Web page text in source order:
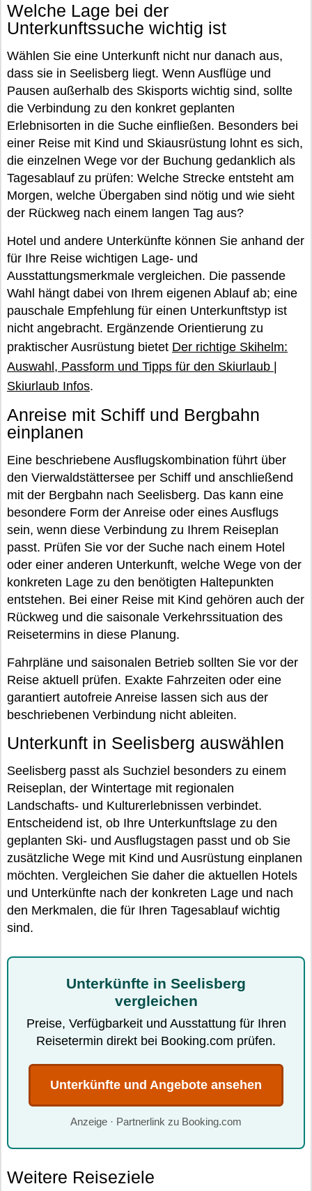
Welche Lage bei der
Unterkunftssuche wichtig ist
Wählen Sie eine Unterkunft nicht nur danach aus,
dass sie in Seelisberg liegt. Wenn Ausflüge und
Pausen außerhalb des Skisports wichtig sind, sollte
die Verbindung zu den konkret geplanten
Erlebnisorten in die Suche einfließen. Besonders bei
einer Reise mit Kind und Skiausrüstung lohnt es sich,
die einzelnen Wege vor der Buchung gedanklich als
Tagesablauf zu prüfen: Welche Strecke entsteht am
Morgen, welche Übergaben sind nötig und wie sieht
der Rückweg nach einem langen Tag aus?
Hotel und andere Unterkünfte können Sie anhand der
für Ihre Reise wichtigen Lage- und
Ausstattungsmerkmale vergleichen. Die passende
Wahl hängt dabei von Ihrem eigenen Ablauf ab; eine
pauschale Empfehlung für einen Unterkunftstyp ist
nicht angebracht. Ergänzende Orientierung zu
praktischer Ausrüstung bietet Der richtige Skihelm:
Auswahl, Passform und Tipps für den Skiurlaub |
Skiurlaub Infos.
Anreise mit Schiff und Bergbahn
einplanen
Eine beschriebene Ausflugskombination führt über
den Vierwaldstättersee per Schiff und anschließend
mit der Bergbahn nach Seelisberg. Das kann eine
besondere Form der Anreise oder eines Ausflugs
sein, wenn diese Verbindung zu Ihrem Reiseplan
passt. Prüfen Sie vor der Suche nach einem Hotel
oder einer anderen Unterkunft, welche Wege von der
konkreten Lage zu den benötigten Haltepunkten
entstehen. Bei einer Reise mit Kind gehören auch der
Rückweg und die saisonale Verkehrssituation des
Reisetermins in diese Planung.
Fahrpläne und saisonalen Betrieb sollten Sie vor der
Reise aktuell prüfen. Exakte Fahrzeiten oder eine
garantiert autofreie Anreise lassen sich aus der
beschriebenen Verbindung nicht ableiten.
Unterkunft in Seelisberg auswählen
Seelisberg passt als Suchziel besonders zu einem
Reiseplan, der Wintertage mit regionalen
Landschafts- und Kulturerlebnissen verbindet.
Entscheidend ist, ob Ihre Unterkunftslage zu den
geplanten Ski- und Ausflugstagen passt und ob Sie
zusätzliche Wege mit Kind und Ausrüstung einplanen
möchten. Vergleichen Sie daher die aktuellen Hotels
und Unterkünfte nach der konkreten Lage und nach
den Merkmalen, die für Ihren Tagesablauf wichtig
sind.
Unterkünfte in Seelisberg
vergleichen
Preise, Verfügbarkeit und Ausstattung für Ihren
Reisetermin direkt bei Booking.com prüfen.
Unterkünfte und Angebote ansehen
Anzeige · Partnerlink zu Booking.com
Weitere Reiseziele